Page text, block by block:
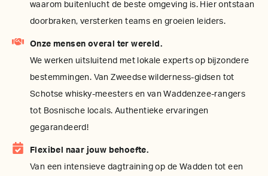
waarom buitenlucht de beste omgeving is. Hier ontstaan
doorbraken, versterken teams en groeien leiders.
Onze mensen overal ter wereld.
We werken uitsluitend met lokale experts op bijzondere
bestemmingen. Van Zweedse wilderness-gidsen tot
Schotse whisky-meesters en van Waddenzee-rangers
tot Bosnische locals. Authentieke ervaringen
gegarandeerd!
Flexibel naar jouw behoefte.
Van een intensieve dagtraining op de Wadden tot een